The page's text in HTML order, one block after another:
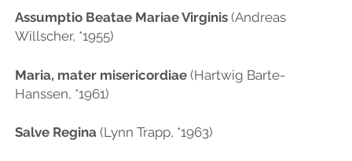
Assumptio Beatae Mariae Virginis(Andreas
Willscher, *1955)
Maria, mater misericordiae(Hartwig Barte-
Hanssen, *1961)
Salve Regina(Lynn Trapp, *1963)